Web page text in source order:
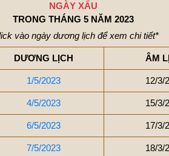
NGÀY XẤU
TRONG THÁNG 5 NĂM 2023
vào ngày dương lịch để xem chi tiết*
DƯƠNG LỊCH ÂM
1/5/2023 12/3/
4/5/2023 15/3/
6/5/2023 17/3/
7/5/2023 18/3/